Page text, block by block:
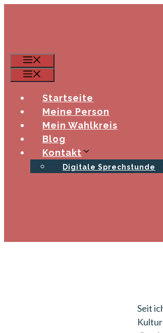
Startseite
Meine Person
Mein Wahlkreis
Blog
Kontakt
Digitale Sprechstunde
Seit